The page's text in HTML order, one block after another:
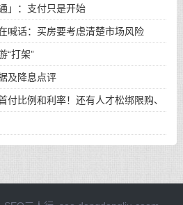
」：支付只是开始
喊话：买房要考虑清楚市场风险
“打架”
及降息点评
付比例和利率！还有人才松绑限购、